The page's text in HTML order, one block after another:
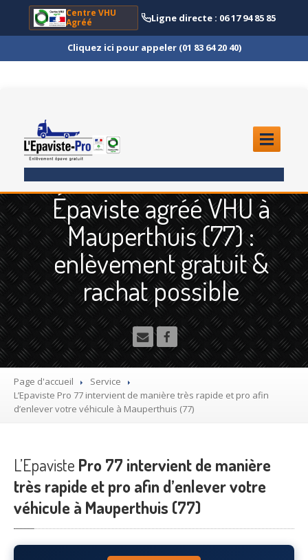
Centre VHU
Agréé
Ligne directe : 06 17 94 85 85
Cliquez ici pour appeler (01 83 64 20 40)
ENLÈVEMENTÉPAVE
Quoi ?
Scooteret Moto
Camion et Poids Lourd
Utilitaire
Démolisseuragrée VHU gratuit
Mettre à la casse sa voiture
Dépollutionde véhicule hors d’usage gratuit
Destruction de voiture agréé
EpavisteGratuit
Rachat voiture accidentée
Où?
Épaviste agréé VHU à
Mauperthuis (77) :
enlèvement gratuit &
rachat possible
Page d'accueil
Service
L’Epaviste Pro 77 intervient de manière très rapide et pro afin
d’enlever votre véhicule à Mauperthuis (77)
L’Epaviste Pro 77 intervient de manière
très rapide et pro afin d’enlever votre
véhicule à Mauperthuis (77)